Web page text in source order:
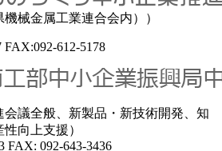
機械金属工業連合会内））
FAX:092-612-5178
会議全般、新製品・新技術開発、知
向上支援）
FAX: 092-643-3436